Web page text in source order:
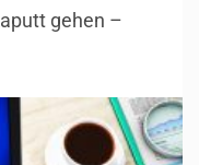
gehen –